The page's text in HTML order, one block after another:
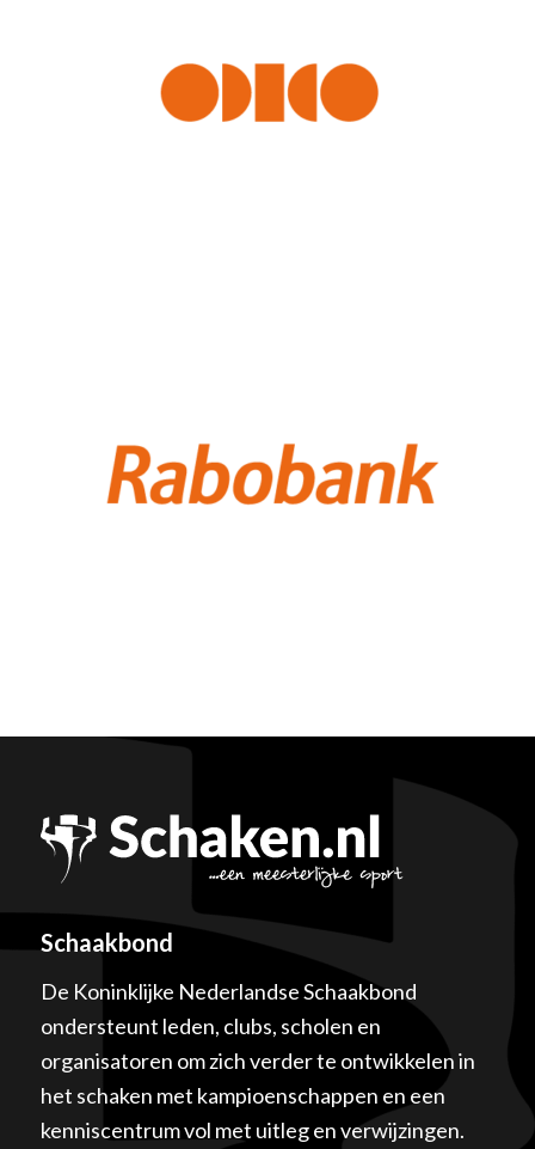
Schaakbond
De Koninklijke Nederlandse Schaakbond
ondersteunt leden, clubs, scholen en
organisatoren om zich verder te ontwikkelen in
het schaken met kampioenschappen en een
kenniscentrum vol met uitleg en verwijzingen.